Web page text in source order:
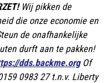
Wij pikken de
die onze economie en
de onafhankelijke
durft aan te pakken!
dds.backme.orgOf
0983 27 t.n.v. Liberty